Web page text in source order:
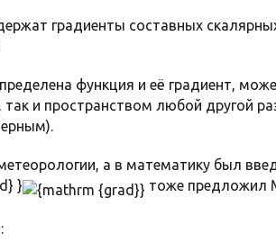
градиенты составных
функция и её градиент,
и пространством любой другой
а в математику был
}
тоже предложил
: